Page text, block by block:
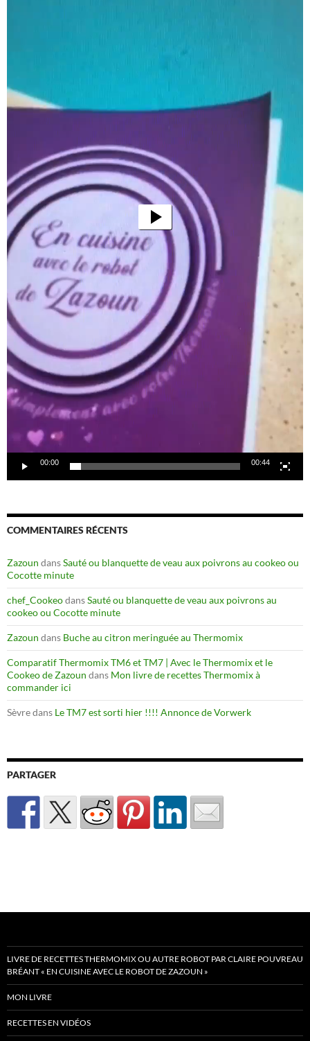
00:00 00:44
COMMENTAIRES RÉCENTS
Zazoun dansSauté ou blanquette de veau aux poivrons au cookeo ou
Cocotte minute
chef_CookeodansSauté ou blanquette de veau aux poivrons au
cookeo ou Cocotte minute
Zazoun dans Buche au citron meringuée au Thermomix
Comparatif Thermomix TM6 et TM7 | Avec le Thermomix et le
Cookeo de Zazoun dans Mon livre de recettes Thermomix à
commander ici
Sèvredans Le TM7 est sorti hier !!!! Annonce de Vorwerk
PARTAGER
LIVRE DE RECETTES THERMOMIX OU AUTRE ROBOT PAR CLAIRE POUVREAU
BRÉANT « EN CUISINE AVEC LE ROBOT DE ZAZOUN »
MON LIVRE
RECETTES EN VIDÉOS